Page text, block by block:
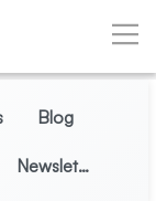
Blog
Newsletter